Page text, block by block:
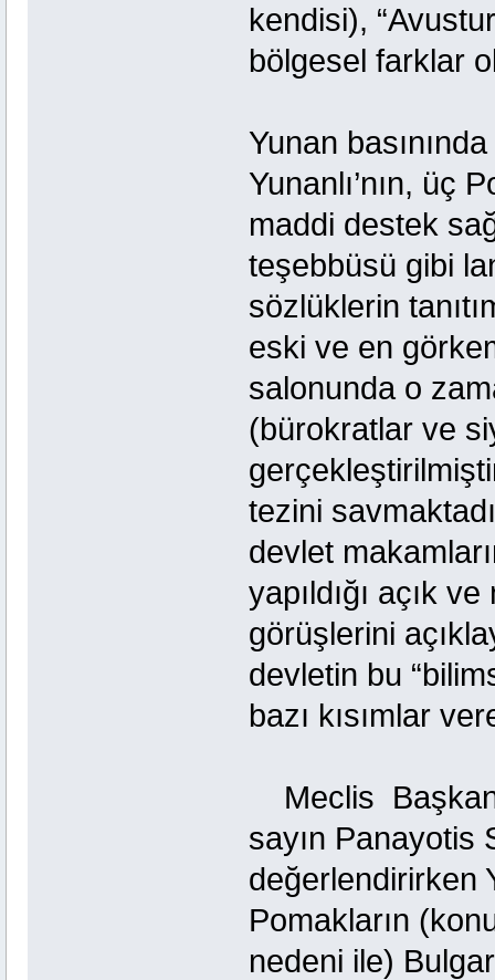
kendisi),
bölgesel farklar
Yunan
Yunanlı’nın, üç
maddi destek
teşebbüsü gibi
sözlüklerin
eski ve en
salonunda o
(bürokratlar ve
tezini
devlet
yapıldığı açık
görüşlerini
devletin bu
bazı kısımlar
Meclis Başkan
sayın Panayotis
değerlendirirken
Pomakların
nedeni ile)